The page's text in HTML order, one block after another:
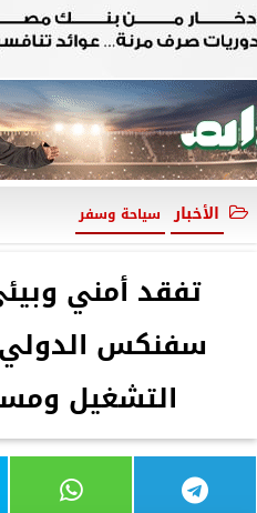
الأخبار سياحة وسفر
تفقد أمني
سفنكس الدولي
التشغيل